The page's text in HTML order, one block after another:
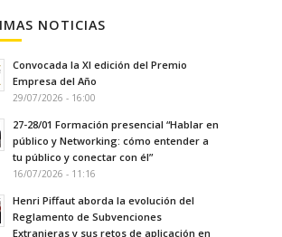
NOTICIAS
Convocada la XI edición del Premio
Empresa del Año
29/07/2026 - 16:00
27-28/01 Formación presencial “Hablar en
público y Networking: cómo entender a
tu público y conectar con él”
16/07/2026 - 11:16
Henri Piffaut aborda la evolución del
Reglamento de Subvenciones
Extranjeras y sus retos de aplicación en